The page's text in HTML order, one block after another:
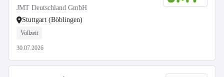
JMT Deutschland GmbH
Stuttgart (Böblingen)
Vollzeit
30.07.2026